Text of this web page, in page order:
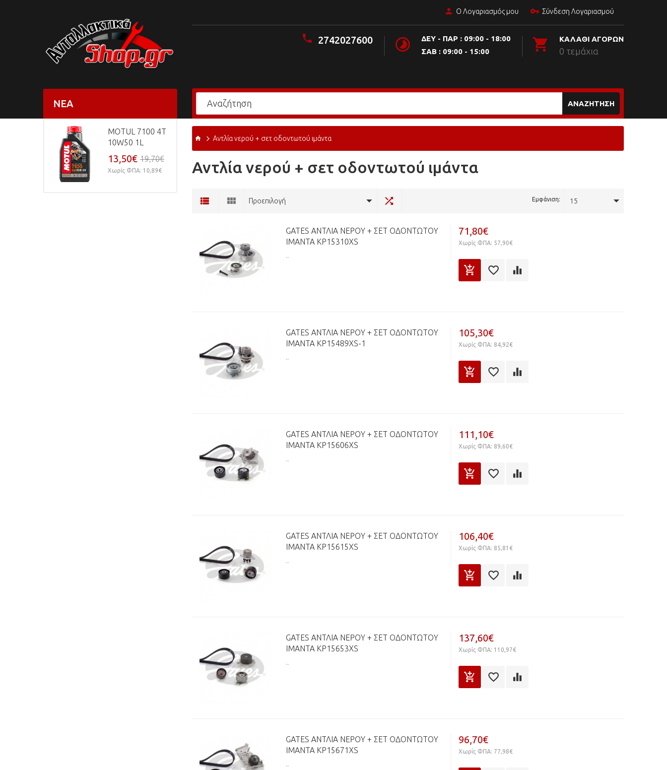
Ο Λογαριασμός μου Σύνδεση Λογαριασμού
ΚΑΛΆΘΙ ΑΓΟΡΏΝ
0 τεμάχια
ΔΕΥ - ΠΑΡ : 09:00 - 18:00
ΣΑΒ : 09:00 - 15:00
2742027600
ΑΝΑΖΉΤΗΣΗ
ΝΈΑ
MOTUL 7100 4T
10W50 1L
13,50€ 19,70€
Χωρίς ΦΠΑ: 10,89€
Αντλία νερού + σετ οδοντωτού ιμάντα
Αντλία νερού + σετ οδοντωτού ιμάντα
Προεπιλογή Εμφάνιση: 15
GATES ΑΝΤΛΊΑ ΝΕΡΟΎ + ΣΕΤ ΟΔΟΝΤΩΤΟΎ
ΙΜΆΝΤΑ KP15310XS
..
71,80€
Χωρίς ΦΠΑ: 57,90€
GATES ΑΝΤΛΊΑ ΝΕΡΟΎ + ΣΕΤ ΟΔΟΝΤΩΤΟΎ
ΙΜΆΝΤΑ KP15489XS-1
..
105,30€
Χωρίς ΦΠΑ: 84,92€
GATES ΑΝΤΛΊΑ ΝΕΡΟΎ + ΣΕΤ ΟΔΟΝΤΩΤΟΎ
ΙΜΆΝΤΑ KP15606XS
..
111,10€
Χωρίς ΦΠΑ: 89,60€
GATES ΑΝΤΛΊΑ ΝΕΡΟΎ + ΣΕΤ ΟΔΟΝΤΩΤΟΎ
ΙΜΆΝΤΑ KP15615XS
..
106,40€
Χωρίς ΦΠΑ: 85,81€
GATES ΑΝΤΛΊΑ ΝΕΡΟΎ + ΣΕΤ ΟΔΟΝΤΩΤΟΎ
ΙΜΆΝΤΑ KP15653XS
..
137,60€
Χωρίς ΦΠΑ: 110,97€
GATES ΑΝΤΛΊΑ ΝΕΡΟΎ + ΣΕΤ ΟΔΟΝΤΩΤΟΎ
ΙΜΆΝΤΑ KP15671XS
..
96,70€
Χωρίς ΦΠΑ: 77,98€